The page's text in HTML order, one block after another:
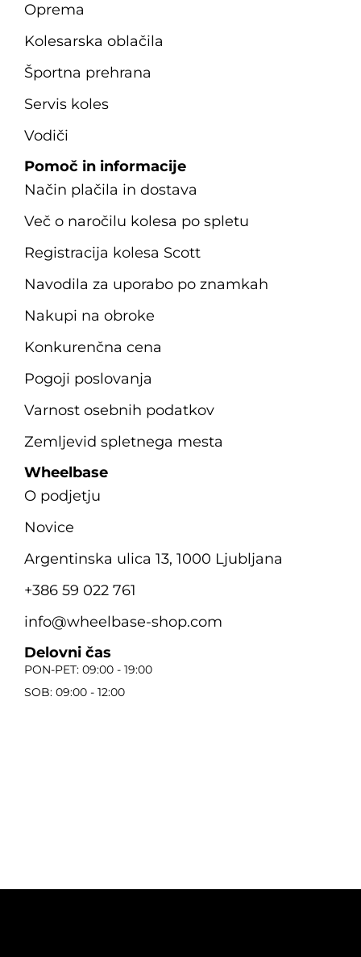
Oprema
Kolesarska oblačila
Športna prehrana
Servis koles
Vodiči
Pomoč in informacije
Način plačila in dostava
Več o naročilu kolesa po spletu
Registracija kolesa Scott
Navodila za uporabo po znamkah
Nakupi na obroke
Konkurenčna cena
Pogoji poslovanja
Varnost osebnih podatkov
Zemljevid spletnega mesta
Wheelbase
O podjetju
Novice
Argentinska ulica 13, 1000 Ljubljana
+386 59 022 761
info@wheelbase-shop.com
Delovni čas
PON-PET: 09:00 - 19:00
SOB: 09:00 - 12:00